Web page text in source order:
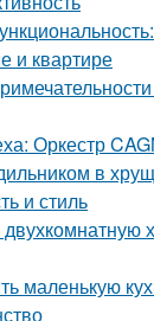
и квартире
Оркестр
в
и стиль
двухкомнатную
маленькую